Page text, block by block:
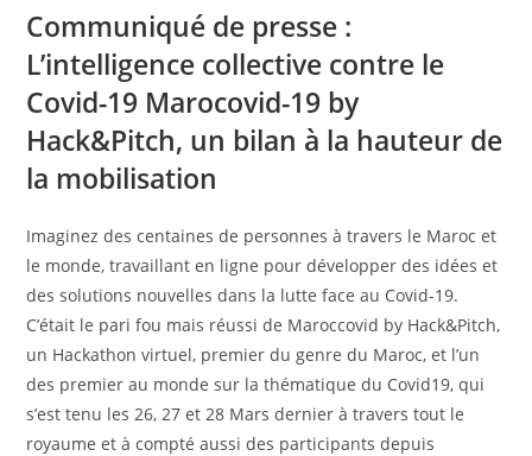
Communiqué de presse :
L’intelligence collective contre le
Covid-19 Marocovid-19 by
Hack&Pitch, un bilan à la hauteur de
la mobilisation
Imaginez des centaines de personnes à travers le Maroc et
le monde, travaillant en ligne pour développer des idées et
des solutions nouvelles dans la lutte face au Covid-19.
C’était le pari fou mais réussi de Maroccovid by Hack&Pitch,
un Hackathon virtuel, premier du genre du Maroc, et l’un
des premier au monde sur la thématique du Covid19, qui
s’est tenu les 26, 27 et 28 Mars dernier à travers tout le
royaume et à compté aussi des participants depuis